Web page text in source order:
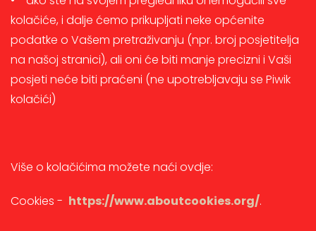
kolačiće, i dalje ćemo prikupljati neke općenite
podatke o Vašem pretraživanju (npr. broj posjetitelja
na našoj stranici), ali oni će biti manje precizni i Vaši
posjeti neće biti praćeni (ne upotrebljavaju se Piwik
kolačići)
Više o kolačićima možete naći ovdje:
Cookies - https://www.aboutcookies.org/.